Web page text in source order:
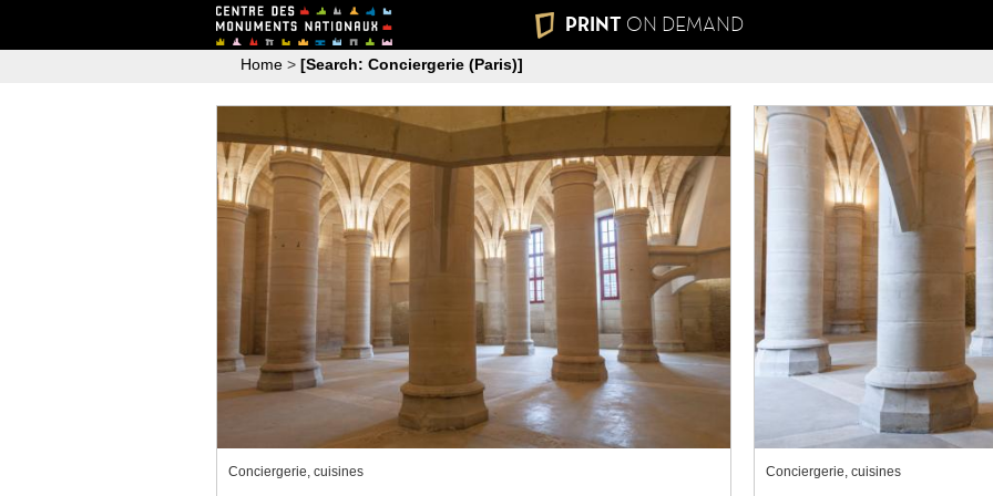
PRINT ON DEMAND
Home > [Search: Conciergerie (Paris)]
Conciergerie, cuisines Conciergerie, cuisines